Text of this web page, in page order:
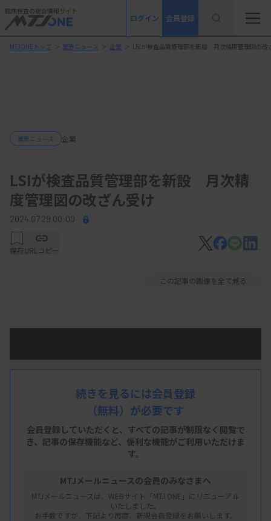
臨床検査の総合情報サイト
ログイン 会員登録
MTJONEトップ ＞ 業界ニュース ＞ 企業 ＞ LSIが検査品質管理部を新設 月次精度管理図の改
業界ニュース 企業
LSIが検査品質管理部を新設 月次精
度管理図の改ざん受け
2024.07.29 00:00
保存URLコピー
この記事の画像を全て見る
続きを見るには会員登録
（無料）が必要です
会員登録していただくと、すべての記事が制限なく閲覧で
き、 記事の保存機能など、便利な機能がご利用いただけま
す。
MTJメールニュースの会員のみなさまへ
MTJメールニュースは、WEBサイト「MTJ ONE」にリニューアル
いたしました。
お手数ですが、下記より再度、新規会員登録をお願いします。